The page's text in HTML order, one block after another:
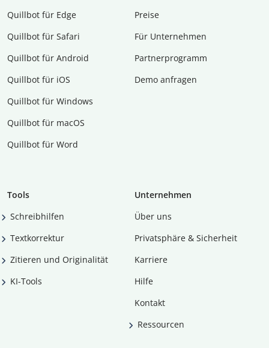
Quillbot für Edge
Quillbot für Safari
Quillbot für Android
Quillbot für iOS
Quillbot für Windows
Quillbot für macOS
Quillbot für Word
Preise
Für Unternehmen
Partnerprogramm
Demo anfragen
Tools
Schreibhilfen
Textkorrektur
Zitieren und Originalität
KI-Tools
Unternehmen
Über uns
Privatsphäre & Sicherheit
Karriere
Hilfe
Kontakt
Ressourcen